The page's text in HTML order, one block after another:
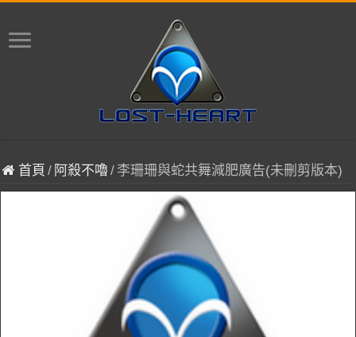
首頁 / 阿殺不嚕/ 李珊珊與蛇共舞減肥廣告(未刪剪版本)